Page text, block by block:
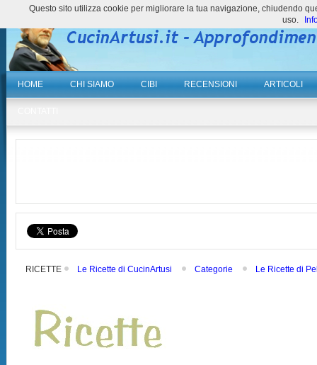
HOME CHI SIAMO CIBI RECENSIONI ARTICOLI
RICETTE Le Ricette di CucinArtusi Categorie Le Ricette di
Questo sito utilizza cookie per migliorare la tua navigazione, chiudendo
uso.